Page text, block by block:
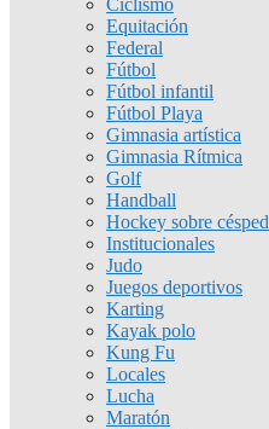
Ciclismo
Equitación
Federal
Fútbol
Fútbol infantil
Fútbol Playa
Gimnasia artística
Gimnasia Rítmica
Golf
Handball
Hockey sobre césped
Institucionales
Judo
Juegos deportivos
Karting
Kayak polo
Kung Fu
Locales
Lucha
Maratón